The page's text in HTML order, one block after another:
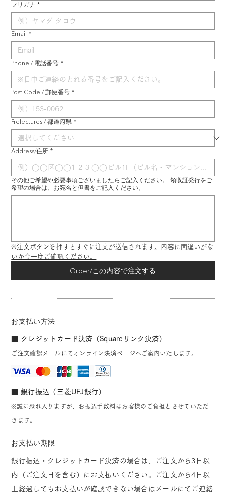
フリガナ *
Email *
Phone / 電話番号 *
Post Code / 郵便番号 *
Prefectures / 都道府県 *
Address/住所 *
その他ご希望や必要事項ございましたらご記入ください。 領収証発行をご
希望の場合は、お宛名と但書をご記入ください。
※注文ボタンを押すとすぐに注文が送信されます。内容に間違いがな
いか今一度ご確認ください。
Order/この内容で注文する
お支払い方法
■ クレジットカード決済（Squareリンク決済）
ご注文確認メールにてオンライン決済ページへご案内いたします。
■ 銀行振込（三菱UFJ銀行）
※誠に恐れ入りますが、お振込手数料はお客様のご負担とさせていただ
きます。
お支払い期限
銀行振込・クレジットカード決済の場合は、ご注文から3日以
内（ご注文日を含む）にお支払いください。ご注文から4日以
上経過してもお支払いが確認できない場合はメールにてご連絡